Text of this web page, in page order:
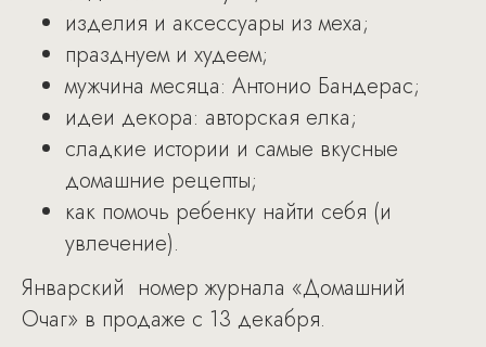
изделия и аксессуары из меха;
празднуем и худеем;
мужчина месяца: Антонио Бандерас;
идеи декора: авторская елка;
сладкие истории и самые вкусные
домашние рецепты;
как помочь ребенку найти себя (и
увлечение).
Январский номер журнала «Домашний
Очаг» в продаже с 13 декабря.